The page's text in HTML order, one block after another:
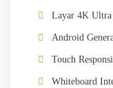
Layar 4K
Android
Touch
Whiteboard